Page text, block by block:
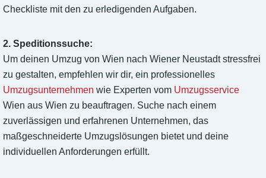
Checkliste mit den zu erledigenden Aufgaben.
2. Speditionssuche:
Um deinen Umzug von Wien nach Wiener Neustadt stressfrei
zu gestalten, empfehlen wir dir, ein professionelles
Umzugsunternehmen wie Experten vom Umzugsservice
Wien aus Wien zu beauftragen. Suche nach einem
zuverlässigen und erfahrenen Unternehmen, das
maßgeschneiderte Umzugslösungen bietet und deine
individuellen Anforderungen erfüllt.